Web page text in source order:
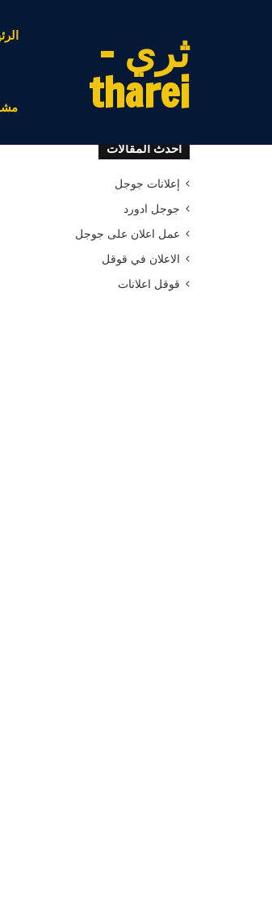
ثري -
tharei
أحدث المقالات
إعلانات جوجل
جوجل ادورد
عمل اعلان على جوجل
الاعلان في قوقل
قوقل اعلانات